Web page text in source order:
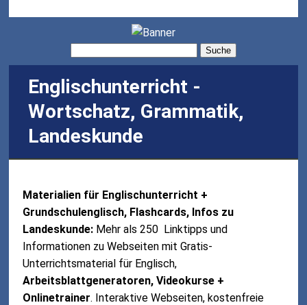
Suche
Englischunterricht -
Wortschatz, Grammatik,
Landeskunde
Materialien für Englischunterricht +
Grundschulenglisch, Flashcards, Infos zu
Landeskunde: Mehr als 250 Linktipps und
Informationen zu Webseiten mit Gratis-
Unterrichtsmaterial für Englisch,
Arbeitsblattgeneratoren, Videokurse +
Onlinetrainer. Interaktive Webseiten, kostenfreie